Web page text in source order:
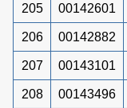
205 00142601
206 00142882
207 00143101
208 00143496